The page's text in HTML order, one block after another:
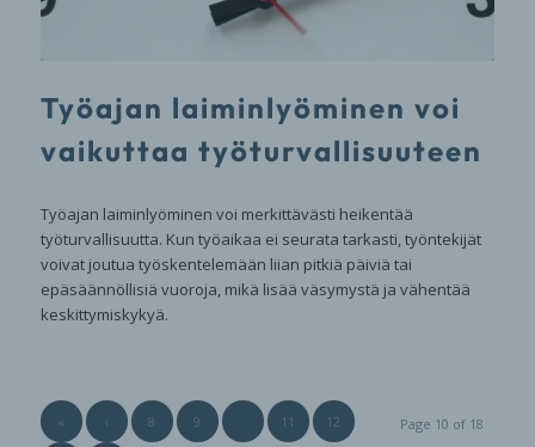
Työajan laiminlyöminen voi
vaikuttaa työturvallisuuteen
Työajan laiminlyöminen voi merkittävästi heikentää
työturvallisuutta. Kun työaikaa ei seurata tarkasti, työntekijät
voivat joutua työskentelemään liian pitkiä päiviä tai
epäsäännöllisiä vuoroja, mikä lisää väsymystä ja vähentää
keskittymiskykyä.
Page 10 of 18
« ‹ 8 9 11 12